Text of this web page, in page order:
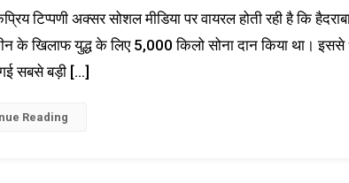
टिप्पणी अक्सर सोशल मीडिया पर वायरल होती रही है कि
के खिलाफ युद्ध के लिए 5,000 किलो सोना दान किया था। इससे
गई सबसे बड़ी […]
Reading